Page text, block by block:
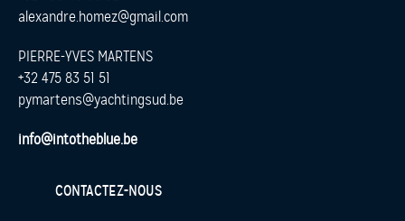
alexandre.homez@gmail.com
PIERRE-YVES MARTENS
+32 475 83 51 51
pymartens@yachtingsud.be
info@intotheblue.be
CONTACTEZ-NOUS